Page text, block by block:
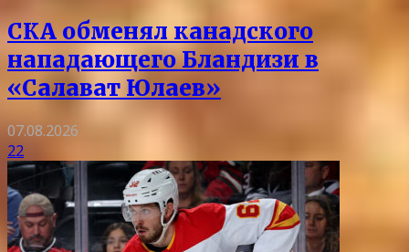
СКА обменял канадского
нападающего Бландизи в
«Салават Юлаев»
07.08.2026
22